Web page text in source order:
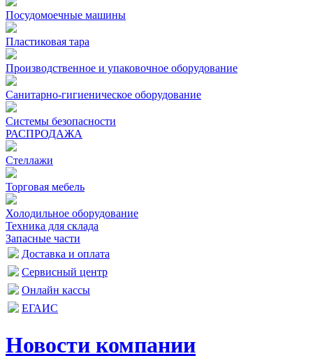
Посудомоечные машины
Пластиковая тара
Производственное и упаковочное оборудование
Санитарно-гигиеническое оборудование
Системы безопасности
РАСПРОДАЖА
Стеллажи
Торговая мебель
Холодильное оборудование
Техника для склада
Запасные части
Доставка и оплата
Сервисный центр
Онлайн кассы
ЕГАИС
Новости компании